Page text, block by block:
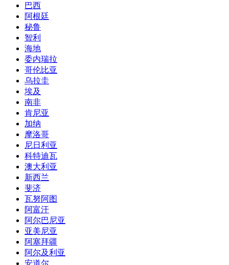
巴西
阿根廷
秘鲁
智利
海地
委内瑞拉
哥伦比亚
乌拉圭
埃及
南非
肯尼亚
加纳
摩洛哥
尼日利亚
科特迪瓦
澳大利亚
新西兰
斐济
瓦努阿图
阿富汗
阿尔巴尼亚
亚美尼亚
阿塞拜疆
阿尔及利亚
安道尔